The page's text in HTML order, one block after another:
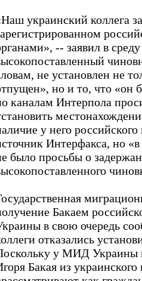
украинский коллега
-- заявил в
не установлен не
но и то, что
каналам Интерпола
у него
Интерфакса, но
было просьбы о
Бакаем
в свою очередь
отказались
у МИД Украины
Бакая из украинского